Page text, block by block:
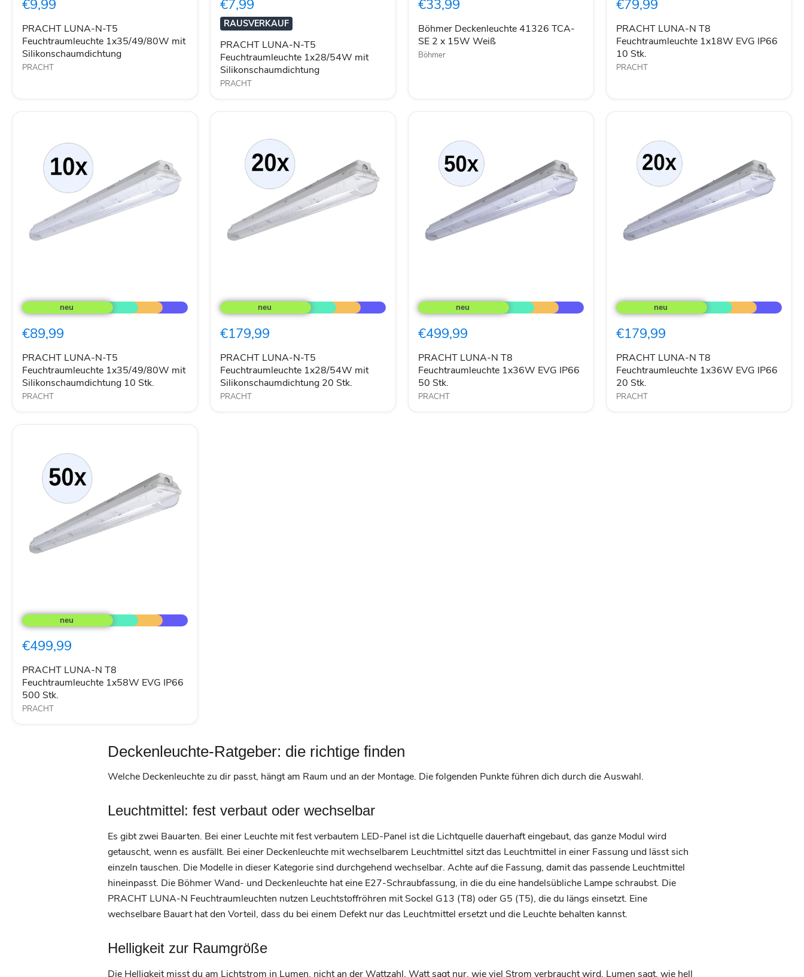
Feuchtraumleuchte
mit
Silikonschaumdichtung
€9,99
PRACHT LUNA-N-T5
Feuchtraumleuchte 1x35/49/80W mit
Silikonschaumdichtung
PRACHT
Feuchtraumleuchte
1x28/54W
mit
Silikonschaumdichtung
€7,99
RAUSVERKAUF
PRACHT LUNA-N-T5
Feuchtraumleuchte 1x28/54W mit
Silikonschaumdichtung
PRACHT
SE
x
15W
Weiß
€33,99
Böhmer Deckenleuchte 41326 TCA-
SE 2 x 15W Weiß
Böhmer
Feuchtraumleuchte
EVG
IP66
10
Stk.
€79,99
PRACHT LUNA-N T8
Feuchtraumleuchte 1x18W EVG IP66
10 Stk.
PRACHT
LUNA-
N-
Feuchtraumleuchte
mit
Silikonschaumdichtung
10
Stk.
€89,99
PRACHT LUNA-N-T5
Feuchtraumleuchte 1x35/49/80W mit
Silikonschaumdichtung 10 Stk.
PRACHT
LUNA-
N-
Feuchtraumleuchte
mit
Silikonschaumdichtung
20
Stk.
€179,99
PRACHT LUNA-N-T5
Feuchtraumleuchte 1x28/54W mit
Silikonschaumdichtung 20 Stk.
PRACHT
LUNA-
N
Feuchtraumleuchte
EVG
IP66
50
Stk.
€499,99
PRACHT LUNA-N T8
Feuchtraumleuchte 1x36W EVG IP66
50 Stk.
PRACHT
LUNA-
N
Feuchtraumleuchte
EVG
IP66
20
Stk.
€179,99
PRACHT LUNA-N T8
Feuchtraumleuchte 1x36W EVG IP66
20 Stk.
PRACHT
LUNA-
N
Feuchtraumleuchte
EVG
IP66
500
Stk.
€499,99
PRACHT LUNA-N T8
Feuchtraumleuchte 1x58W EVG IP66
500 Stk.
PRACHT
Deckenleuchte-Ratgeber: die richtige finden
Welche Deckenleuchte zu dir passt, hängt am Raum und an der Montage. Die folgenden Punkte führen dich durch die Auswahl.
Leuchtmittel: fest verbaut oder wechselbar
Es gibt zwei Bauarten. Bei einer Leuchte mit fest verbautem LED-Panel ist die Lichtquelle dauerhaft eingebaut, das ganze Modul wird
getauscht, wenn es ausfällt. Bei einer Deckenleuchte mit wechselbarem Leuchtmittel sitzt das Leuchtmittel in einer Fassung und lässt sich
einzeln tauschen. Die Modelle in dieser Kategorie sind durchgehend wechselbar. Achte auf die Fassung, damit das passende Leuchtmittel
hineinpasst. Die Böhmer Wand- und Deckenleuchte hat eine E27-Schraubfassung, in die du eine handelsübliche Lampe schraubst. Die
PRACHT LUNA-N Feuchtraumleuchten nutzen Leuchtstoffröhren mit Sockel G13 (T8) oder G5 (T5), die du längs einsetzt. Eine
wechselbare Bauart hat den Vorteil, dass du bei einem Defekt nur das Leuchtmittel ersetzt und die Leuchte behalten kannst.
Helligkeit zur Raumgröße
Die Helligkeit misst du am Lichtstrom in Lumen, nicht an der Wattzahl. Watt sagt nur, wie viel Strom verbraucht wird, Lumen sagt, wie hell